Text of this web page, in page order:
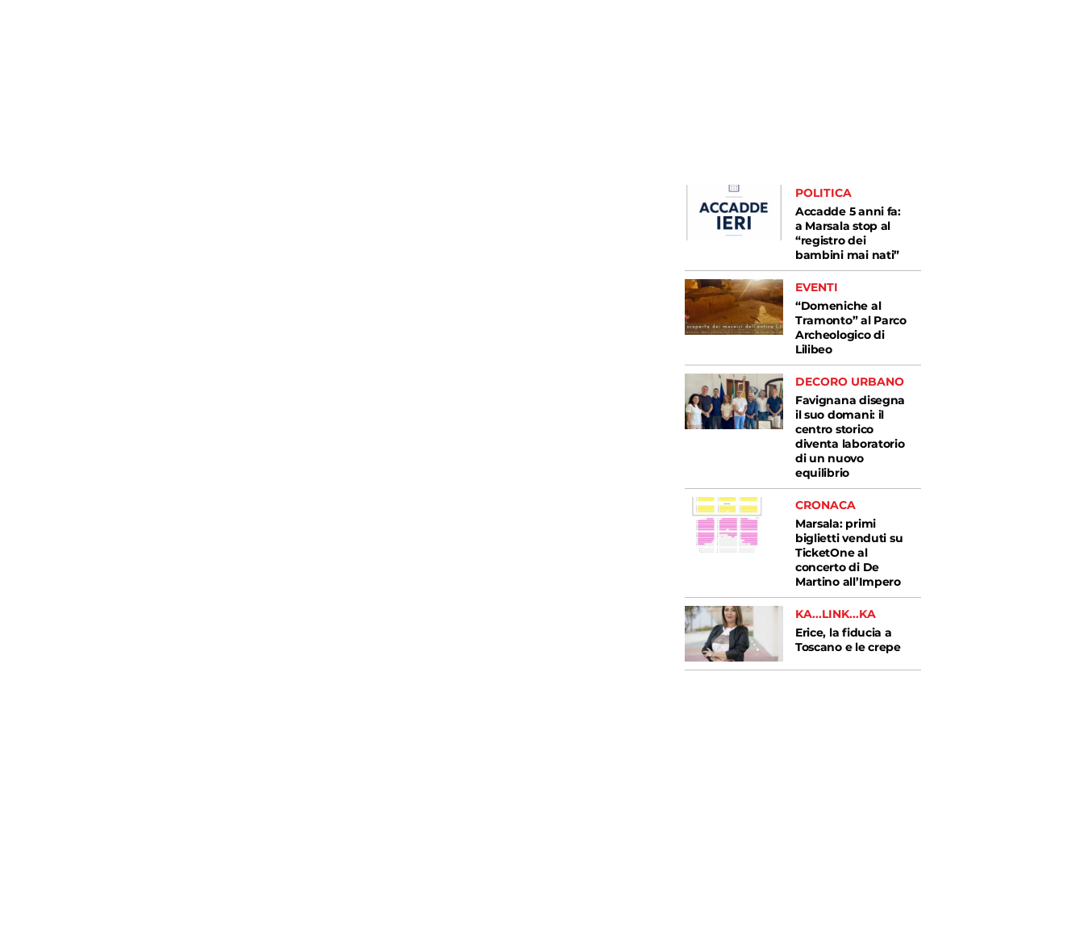
POLITICA
Accadde 5 anni fa:
a Marsala stop al
“registro dei
bambini mai nati”
EVENTI
“Domeniche al
Tramonto” al Parco
Archeologico di
Lilibeo
DECORO URBANO
Favignana disegna
il suo domani: il
centro storico
diventa laboratorio
di un nuovo
equilibrio
CRONACA
Marsala: primi
biglietti venduti su
TicketOne al
concerto di De
Martino all’Impero
KA...LINK...KA
Erice, la fiducia a
Toscano e le crepe